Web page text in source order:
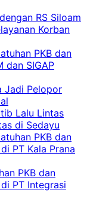
RS Siloam
Korban
PKB dan
dan SIGAP
Jadi Pelopor
Lalu Lintas
di Sedayu
PKB dan
PT Kala Prana
PKB dan
PT Integrasi